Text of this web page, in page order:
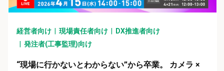
経営者向け 現場責任者向け
DX推進者向け
発注者(工事監理)向け
“現場に行かないとわからない”から卒業。 カメラ ×